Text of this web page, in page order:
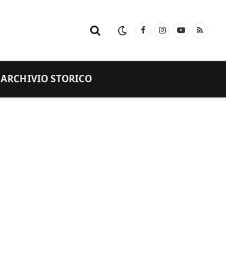
FacebookInstagram
YouTube
RSS
ARCHIVIO STORICO